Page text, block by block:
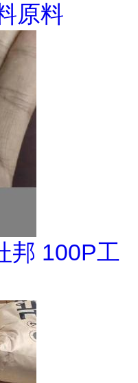
原料
邦 100P工